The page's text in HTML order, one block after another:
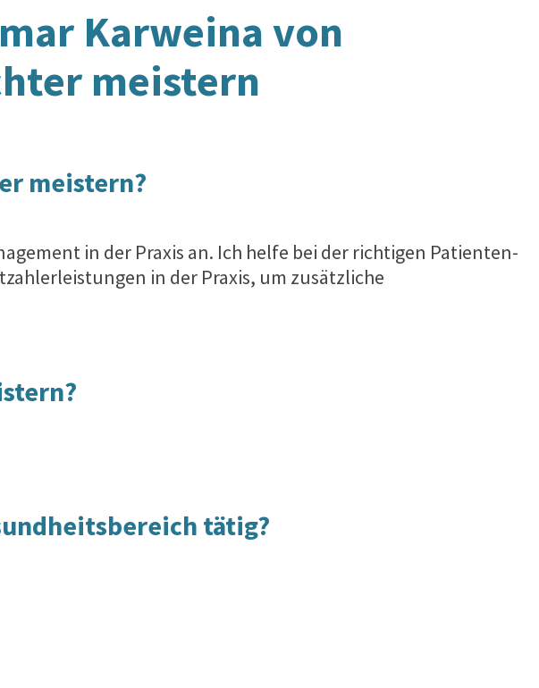
Karweina von
meistern
meistern?
in der Praxis an. Ich helfe bei der richtigen Patienten-
in der Praxis, um zusätzliche
tätig?